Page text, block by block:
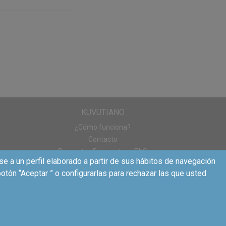
KUVUTIANO
¿Cómo funciona?
Contacto
Preguntas Frecuentes - FAQ
a un perfil elaborado a partir de sus hábitos de navegación
“Aceptar ” o configurarlas para rechazar las que usted